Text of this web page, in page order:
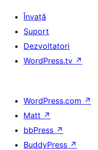
Învață
Suport
Dezvoltatori
WordPress.tv ↗
WordPress.com ↗
Matt ↗
bbPress ↗
BuddyPress ↗